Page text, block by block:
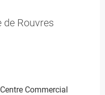
de Rouvres
Commercial